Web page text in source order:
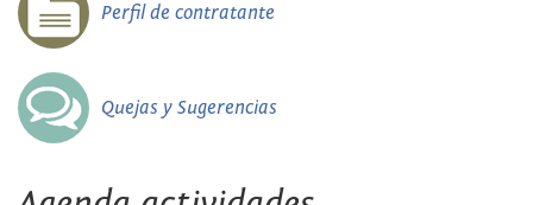
Perfil de contratante
Quejas y Sugerencias